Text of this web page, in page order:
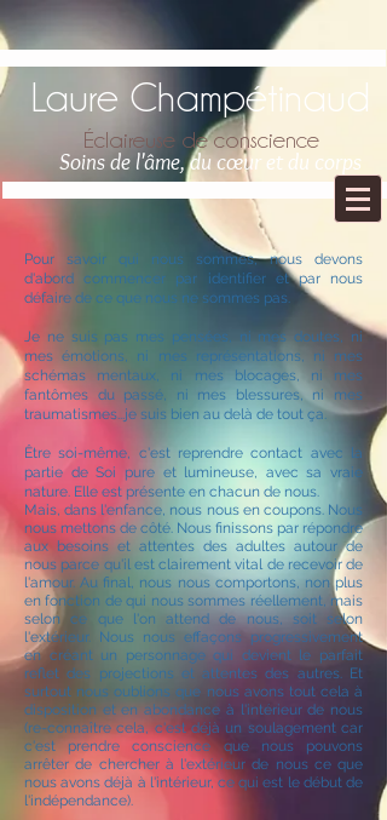
Retrouvez Laure Champétinaud sur Resalib : annuaire,
référencement et prise de rendez-vous pour les Psychopraticiens
Laure Champétinaud
Éclaireuse de conscience
Soins de l'âme, du cœur et du corps
Pour savoir qui nous sommes, nous devons
d'abord commencer par identifier et par nous
défaire de ce que nous ne sommes pas.
Je ne suis pas mes pensées, ni mes doutes, ni
mes émotions, ni mes représentations, ni mes
schémas mentaux, ni mes blocages, ni mes
fantômes du passé, ni mes blessures, ni mes
traumatismes...je suis bien au delà de tout ça.
Être soi-même, c'est reprendre contact avec la
partie de Soi pure et lumineuse, avec sa vraie
nature. Elle est présente en chacun de nous.
Mais, dans l'enfance, nous nous en coupons. Nous
nous mettons de côté. Nous finissons par répondre
aux besoins et attentes des adultes autour de
nous parce qu'il est clairement vital de recevoir de
l'amour. Au final, nous nous comportons, non plus
en fonction de qui nous sommes réellement, mais
selon ce que l'on attend de nous, soit selon
l'extérieur. Nous nous effaçons progressivement
en créant un personnage qui devient le parfait
reflet des projections et attentes des autres. Et
surtout nous oublions que nous avons tout cela à
disposition et en abondance à l'intérieur de nous
(re-connaître cela, c'est déjà un soulagement car
c'est prendre conscience que nous pouvons
arrêter de chercher à l'extérieur de nous ce que
nous avons déjà à l'intérieur, ce qui est le début de
l'indépendance).